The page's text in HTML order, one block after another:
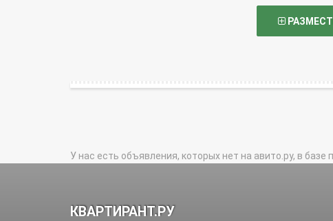
У нас есть объявления, которых нет на авито.ру, в
КВАРТИРАНТ.РУ